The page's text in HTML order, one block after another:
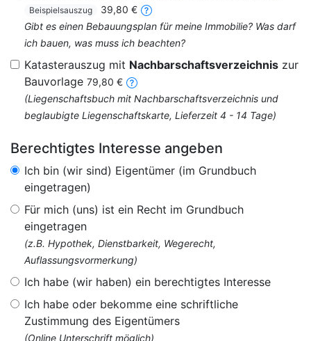
Beispielsauszug
39,80 €
Gibt es einen Bebauungsplan für meine Immobilie? Was darf
ich bauen, was muss ich beachten?
Katasterauszug mit Nachbarschaftsverzeichnis zur
Bauvorlage 79,80 €
(Liegenschaftsbuch mit Nachbarschaftsverzeichnis und
beglaubigte Liegenschaftskarte, Lieferzeit 4 - 14 Tage)
Berechtigtes Interesse angeben
Ich bin (wir sind) Eigentümer (im Grundbuch
eingetragen)
Für mich (uns) ist ein Recht im Grundbuch
eingetragen
(z.B. Hypothek, Dienstbarkeit, Wegerecht,
Auflassungsvormerkung)
Ich habe (wir haben) ein berechtigtes Interesse
Ich habe oder bekomme eine schriftliche
Zustimmung des Eigentümers
(Online Unterschrift möglich)